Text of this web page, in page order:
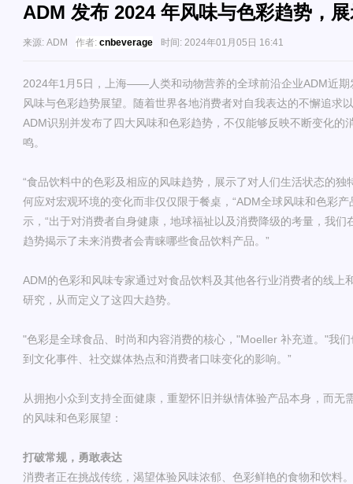
ADM 发布 2024 年风味与色彩趋势，
来源: ADM 作者: cnbeverage 时间: 2024年01月05日 16:41
2024年1 月 5日，上海——人类和动物营养的全球前沿企业ADM近期
风味与色彩趋势展望。随着世界各地消费者对自我表达的不懈追求以
ADM识别并发布了四大风味和色彩趋势， 不仅能够反映不断变化的
鸣。
“食品饮料中的色彩及相应的风味趋势， 展示了对人们生活状态的独
何应对宏观环境的变化而非仅仅限于餐桌 ， “ADM全球风味和色彩
示，“出于对消费者自身健康，地球福祉以及消费降级的考量，我
趋势揭示了未来消费者会青睐哪些食品饮料产品。”
ADM的色彩和风味专家通过对食品饮料及其他各行业消费者的线上
研究，从而定义了这四大趋势。
"色彩是全球食品、时尚和内容消费的核心， "Moeller 补充道。 "我们
到文化事件、 社交媒体热点和消费者口味变化的影响。 ”
从拥抱小众到支持全面健康，重塑怀旧并纵情体验产品本身，而无
的风味和色彩展望：
打破常规，勇敢表达
消费者正在挑战传统 ， 渴望体验风味浓郁、色彩鲜艳的食物和饮料。